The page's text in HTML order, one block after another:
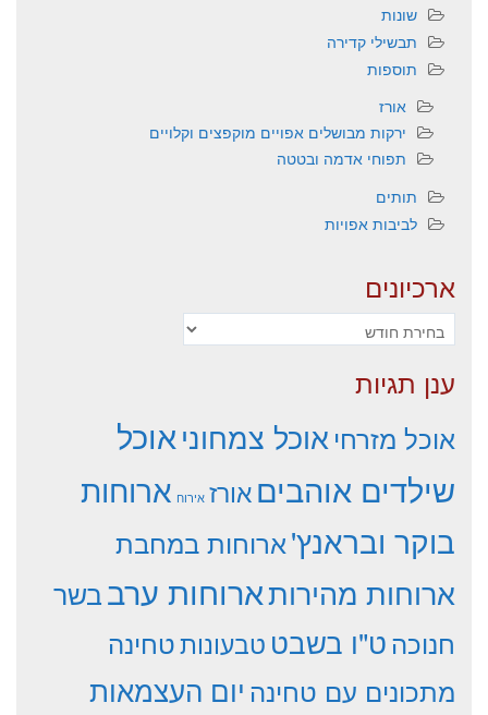
שונות
תבשילי קדירה
תוספות
אורז
ירקות מבושלים אפויים מוקפצים וקלויים
תפוחי אדמה ובטטה
תותים
לביבות אפויות
ארכיונים
ארכיונים
ענן תגיות
אוכל מזרחיאוכל צמחוניאוכל
שילדים אוהביםאורז אירוח ארוחות
בוקר ובראנץ'ארוחות במחבת
ארוחות מהירותארוחות ערבבשר
חנוכהט"ו בשבט טבעונותטחינה
מתכונים עם טחינה יום העצמאות